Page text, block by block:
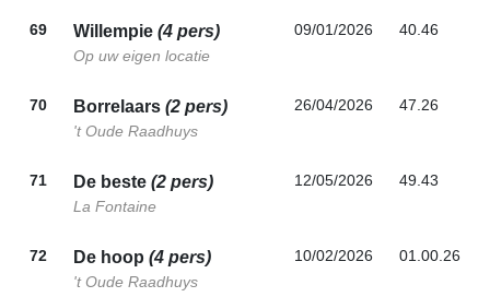
69 Willempie (4 pers)
Op uw eigen locatie
09/01/2026 40.46
70 Borrelaars (2 pers)
't Oude Raadhuys
26/04/2026 47.26
71 De beste (2 pers)
La Fontaine
12/05/2026 49.43
72 De hoop (4 pers)
't Oude Raadhuys
10/02/2026 01.00.26